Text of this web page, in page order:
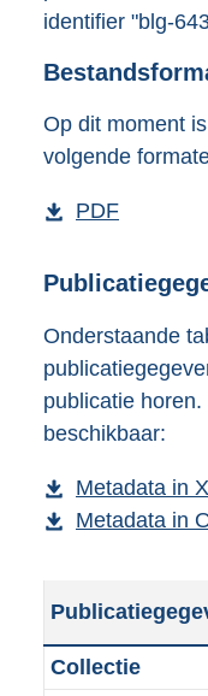
identifier "blg-
Op dit moment
volgende
D
w
l
o
a
d
u
b
i
a
PDF
s
a
n
d
s
r
o
t
e
Onderstaande
publicatie
beschikbaar:
Metadata in
Metadata in
Collectie